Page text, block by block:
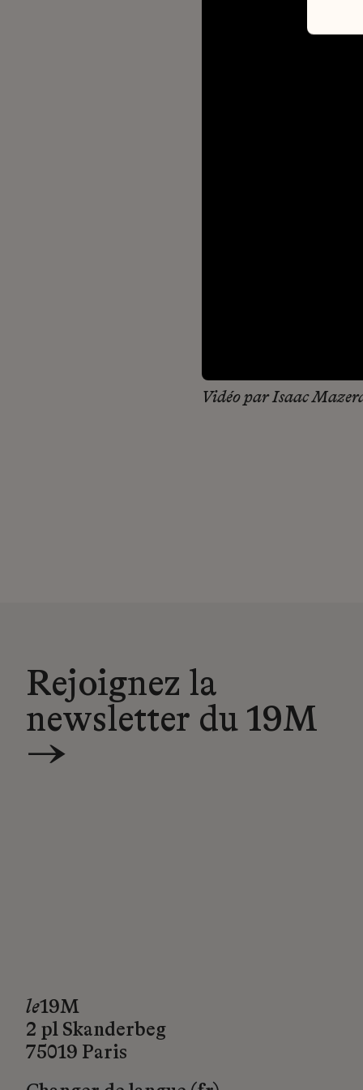
Vidéo par Isaac
Rejoignez la
newsletter du 19M
→
le19M
2 pl Skanderbeg
75019 Paris